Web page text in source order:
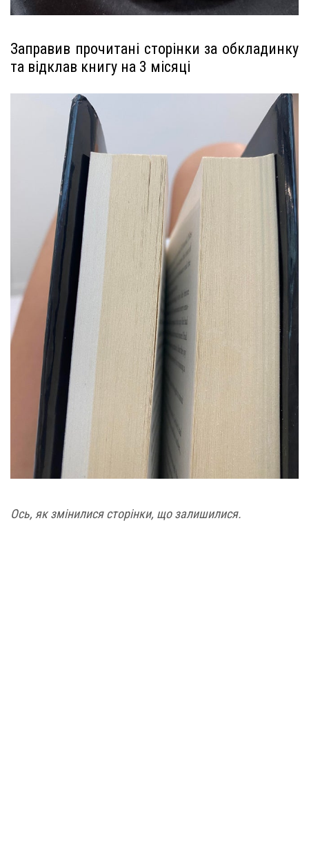
Заправив прочитані сторінки за обкладинку
та відклав книгу на 3 місяці
Ось, як змінилися сторінки, що залишилися.